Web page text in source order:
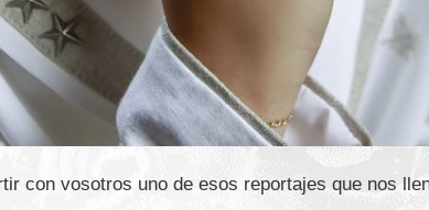
con vosotros uno de esos reportajes que nos